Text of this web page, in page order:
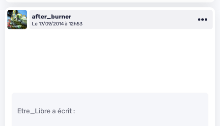
after_burner
Le 17/09/2014 à 12h53
Etre_Libre a écrit :